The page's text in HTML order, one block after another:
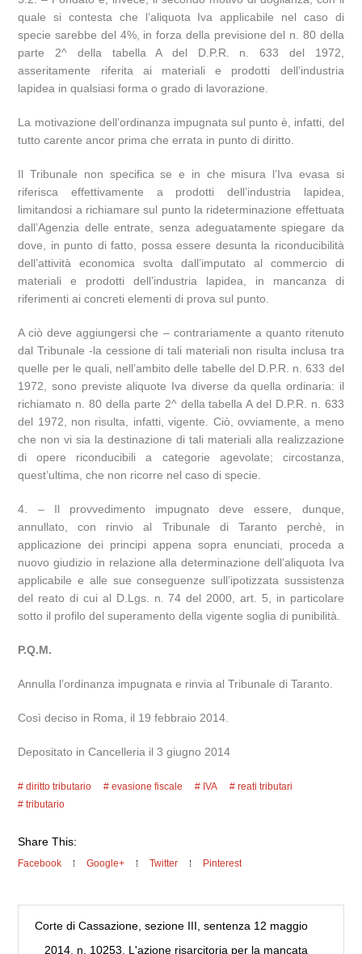
quale si contesta che l’aliquota Iva applicabile nel caso di
specie sarebbe del 4%, in forza della previsione del n. 80 della
parte 2^ della tabella A del D.P.R. n. 633 del 1972,
asseritamente riferita ai materiali e prodotti dell’industria
lapidea in qualsiasi forma o grado di lavorazione.
La motivazione dell’ordinanza impugnata sul punto è, infatti, del
tutto carente ancor prima che errata in punto di diritto.
Il Tribunale non specifica se e in che misura l’Iva evasa si
riferisca effettivamente a prodotti dell’industria lapidea,
limitandosi a richiamare sul punto la rideterminazione effettuata
dall’Agenzia delle entrate, senza adeguatamente spiegare da
dove, in punto di fatto, possa essere desunta la riconducibilità
dell’attività economica svolta dall’imputato al commercio di
materiali e prodotti dell’industria lapidea, in mancanza di
riferimenti ai concreti elementi di prova sul punto.
A ciò deve aggiungersi che – contrariamente a quanto ritenuto
dal Tribunale -la cessione di tali materiali non risulta inclusa tra
quelle per le quali, nell’ambito delle tabelle del D.P.R. n. 633 del
1972, sono previste aliquote Iva diverse da quella ordinaria: il
richiamato n. 80 della parte 2^ della tabella A del D.P.R. n. 633
del 1972, non risulta, infatti, vigente. Ciò, ovviamente, a meno
che non vi sia la destinazione di tali materiali alla realizzazione
di opere riconducibili a categorie agevolate; circostanza,
quest’ultima, che non ricorre nel caso di specie.
4. – Il provvedimento impugnato deve essere, dunque,
annullato, con rinvio al Tribunale di Taranto perchè, in
applicazione dei principi appena sopra enunciati, proceda a
nuovo giudizio in relazione alla determinazione dell’aliquota Iva
applicabile e alle sue conseguenze sull’ipotizzata sussistenza
del reato di cui al D.Lgs. n. 74 del 2000, art. 5, in particolare
sotto il profilo del superamento della vigente soglia di punibilità.
P.Q.M.
Annulla l’ordinanza impugnata e rinvia al Tribunale di Taranto.
Così deciso in Roma, il 19 febbraio 2014.
Depositato in Cancelleria il 3 giugno 2014
diritto tributario evasione fiscale IVA
reati tributari
tributario
Share This:
Facebook Google+ Twitter Pinterest
Corte di Cassazione, sezione III, sentenza 12 maggio
2014, n. 10253. L'azione risarcitoria per la mancata